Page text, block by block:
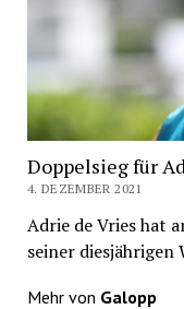
Doppelsieg für
4. DEZEMBER 2021
Adrie de Vries hat
seiner
Mehr von Galopp